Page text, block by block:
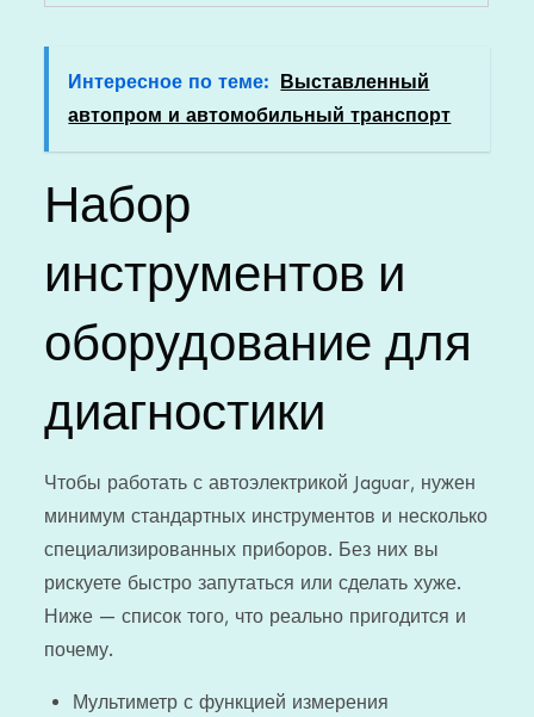
Интересное по теме: Выставленный
автопром и автомобильный транспорт
Набор
инструментов и
оборудование для
диагностики
Чтобы работать с автоэлектрикой Jaguar, нужен
минимум стандартных инструментов и несколько
специализированных приборов. Без них вы
рискуете быстро запутаться или сделать хуже.
Ниже — список того, что реально пригодится и
почему.
Мультиметр с функцией измерения